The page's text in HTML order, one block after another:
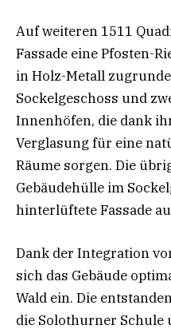
Auf weiteren 1511
Fassade eine Pfosten-
in Holz-Metall
Sockelgeschoss und
Innenhöfen, die dank
Verglasung für eine
Räume sorgen. Die
Gebäudehülle im
hinterlüftete Fassade
Dank der Integration
sich das Gebäude
Wald ein. Die
die Solothurner Schule